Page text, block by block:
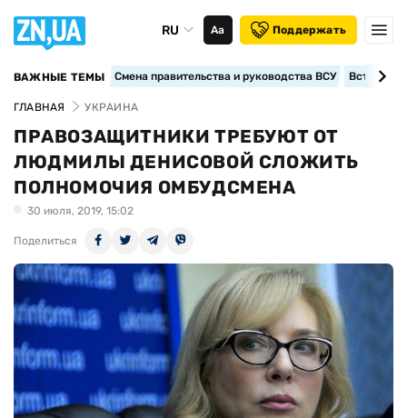
RU Аа Поддержать
ВАЖНЫЕ ТЕМЫ Смена правительства и руководства ВСУ
ГЛАВНАЯ УКРАИНА
ПРАВОЗАЩИТНИКИ ТРЕБУЮТ ОТ
ЛЮДМИЛЫ ДЕНИСОВОЙ СЛОЖИТЬ
ПОЛНОМОЧИЯ ОМБУДСМЕНА
30 июля, 2019, 15:02
Поделиться